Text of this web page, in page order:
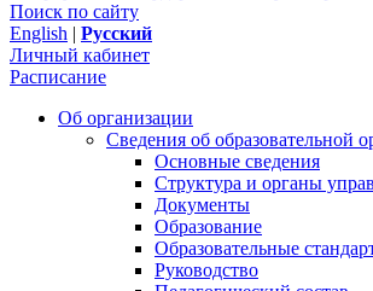
Поиск по сайту
English | Русский
Личный кабинет
Расписание
Об организации
Сведения об образовательной
Основные сведения
Структура и органы
Документы
Образование
Образовательные
Руководство